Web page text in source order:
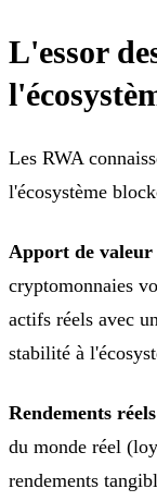
L'essor
Les RWA
l'écosystème
Apport de valeur
cryptomonnaies
actifs réels avec
stabilité à
Rendements réels
du monde réel
rendements